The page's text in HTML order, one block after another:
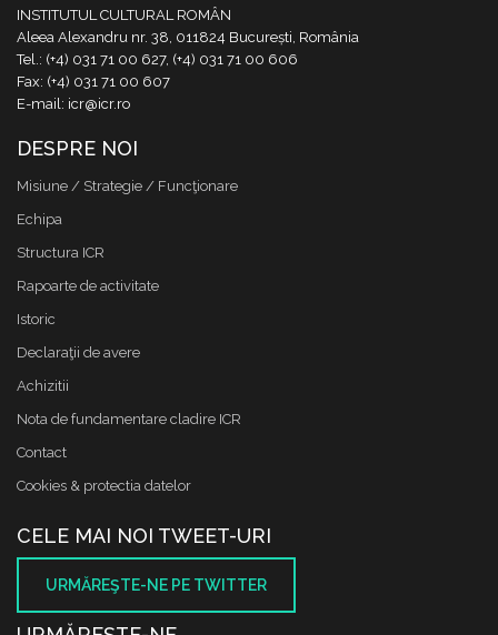
INSTITUTUL CULTURAL ROMÂN
Aleea Alexandru nr. 38, 011824 București, România
Tel.: (+4) 031 71 00 627, (+4) 031 71 00 606
Fax: (+4) 031 71 00 607
E-mail: icr@icr.ro
DESPRE NOI
Misiune / Strategie / Funcţionare
Echipa
Structura ICR
Rapoarte de activitate
Istoric
Declaraţii de avere
Achizitii
Nota de fundamentare cladire ICR
Contact
Cookies & protectia datelor
CELE MAI NOI TWEET-URI
URMĂREŞTE-NE PE TWITTER